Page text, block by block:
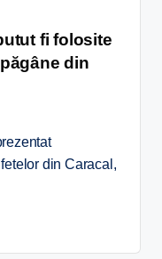
fi folosite
din
din Caracal,